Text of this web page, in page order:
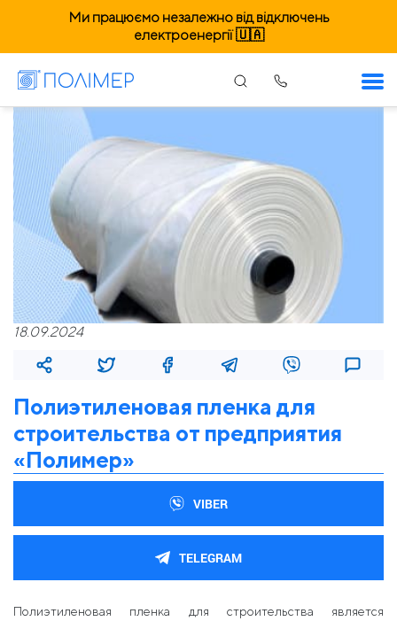
Ми працюємо незалежно від відключень
електроенергії 🇺🇦
18.09.2024
Полиэтиленовая пленка для
строительства от предприятия
«Полимер»
VIBER
TELEGRAM
Полиэтиленовая пленка для строительства является